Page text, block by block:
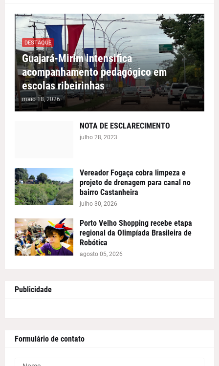
DESTAQUE
Guajará-Mirim intensifica
acompanhamento pedagógico em
escolas ribeirinhas
maio 18, 2026
NOTA DE ESCLARECIMENTO
julho 28, 2023
Vereador Fogaça cobra limpeza e
projeto de drenagem para canal no
bairro Castanheira
julho 30, 2026
Porto Velho Shopping recebe etapa
regional da Olimpíada Brasileira de
Robótica
agosto 05, 2026
Publicidade
Formulário de contato